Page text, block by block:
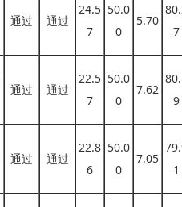
通过 通过
24.5
7
50.0
0
5.70
7
通过 通过
22.5
7
50.0
0
7.62
9
通过 通过
22.8
6
50.0
0
7.05
1